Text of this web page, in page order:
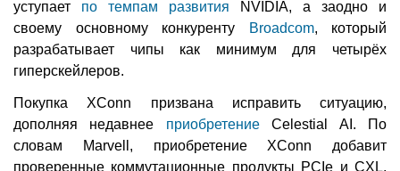
уступает по темпам развития NVIDIA, а заодно и
своему основному конкуренту
Broadcom, который
разрабатывает чипы как минимум для четырёх
гиперскейлеров.
Покупка XConn призвана исправить ситуацию,
дополняя недавнее приобретениеCelestial AI. По
словам Marvell, приобретение XConn добавит
проверенные коммутационные продукты PCIe и CXL,